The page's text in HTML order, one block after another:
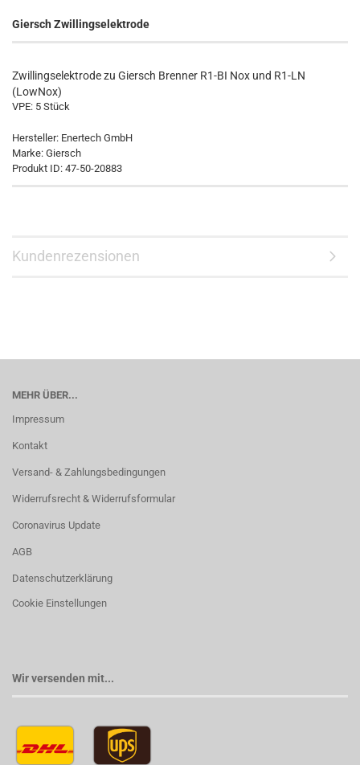
Giersch Zwillingselektrode
Zwillingselektrode zu Giersch Brenner R1-BI Nox und R1-LN
(LowNox)
VPE: 5 Stück
Hersteller: Enertech GmbH
Marke: Giersch
Produkt ID: 47-50-20883
Kundenrezensionen
MEHR ÜBER...
Impressum
Kontakt
Versand- & Zahlungsbedingungen
Widerrufsrecht & Widerrufsformular
Coronavirus Update
AGB
Datenschutzerklärung
Cookie Einstellungen
Wir versenden mit...